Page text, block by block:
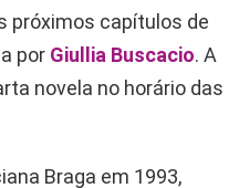
próximos capítulos de
por Giullia Buscacio. A
novela no horário das
Braga em 1993,